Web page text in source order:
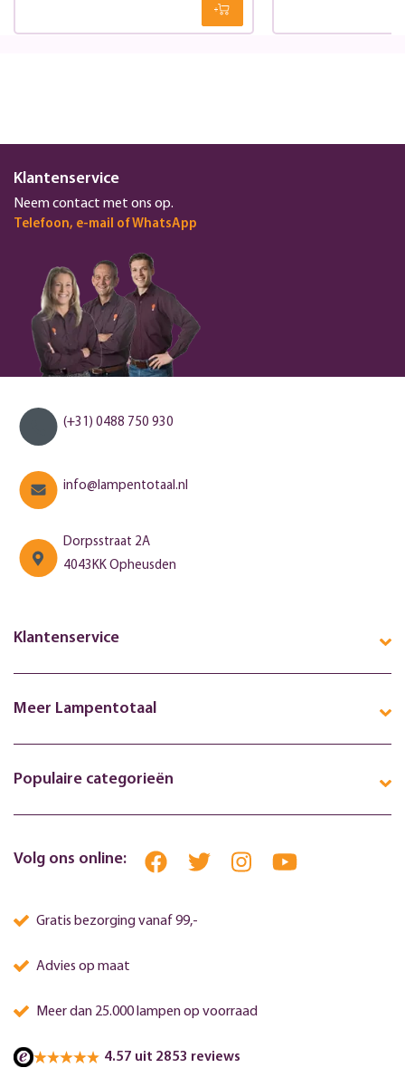
Klantenservice
Neem contact met ons op.
Telefoon, e-mail of WhatsApp
(+31) 0488 750 930
info@lampentotaal.nl
Dorpsstraat 2A
4043KK Opheusden
Klantenservice
Meer Lampentotaal
Populaire categorieën
Volg ons online:
Gratis bezorging vanaf 99,-
Advies op maat
Meer dan 25.000 lampen op voorraad
4.57 uit 2853 reviews